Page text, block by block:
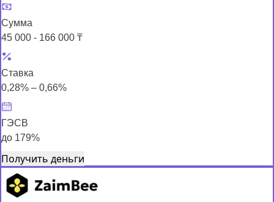
Сумма
45 000 - 166 000 ₸
Ставка
0,28% – 0,66%
ГЭСВ
до 179%
Получить деньги